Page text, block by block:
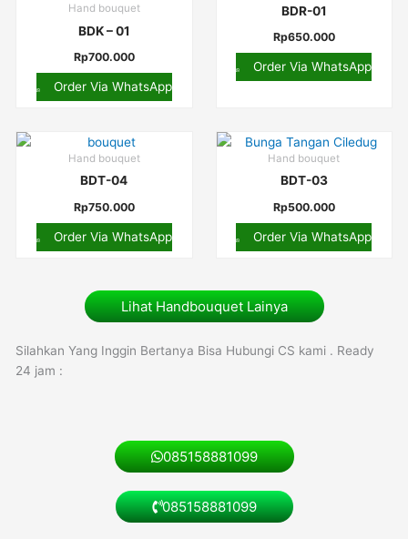
Hand bouquet
BDK – 01
Rp700.000
Order Via WhatsApp
BDR-01
Rp650.000
Order Via WhatsApp
Hand bouquet
BDT-04
Rp750.000
Order Via WhatsApp
Hand bouquet
BDT-03
Rp500.000
Order Via WhatsApp
Lihat Handbouquet Lainya
Silahkan Yang Inggin Bertanya Bisa Hubungi CS kami . Ready
24 jam :
085158881099
085158881099